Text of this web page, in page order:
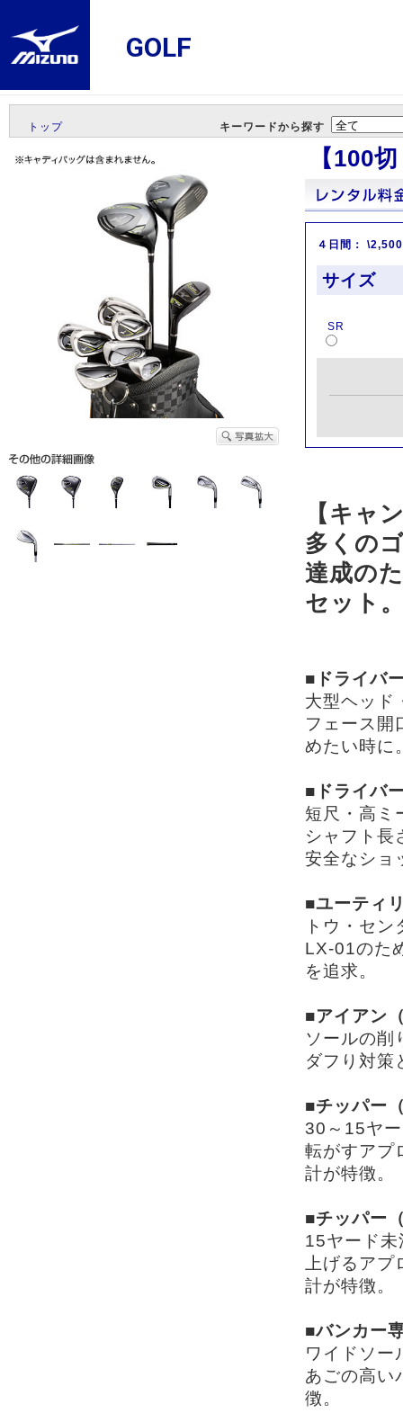
GOLF
トップ キーワードから探す
【100
４日間：
サイズ
SR
【キャ
多くの
達成の
セット
■ドライバ
大型ヘッド
フェース開
めたい時に
■ドライバ
短尺・高ミ
シャフト長
安全なショ
■ユーティ
トウ・セ
LX-01のた
を追求。
■アイアン
ソールの削
ダフり対策
■チッパー
30～15ヤ
転がすアプ
計が特徴。
■チッパー
15ヤード
上げるア
計が特徴。
■バンカー
ワイドソー
あごの高い
徴。